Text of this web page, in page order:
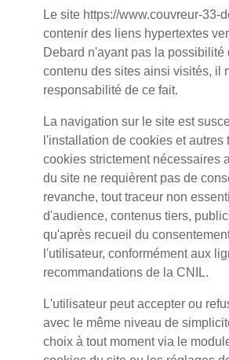
Le site https://www.couvreur-33-
contenir des liens hypertextes
Debard n'ayant pas la possibilité
contenu des sites ainsi visités, il
responsabilité de ce fait.
La navigation sur le site est
l'installation de cookies et autres
cookies strictement nécessaires
du site ne requièrent pas de
revanche, tout traceur non
d'audience, contenus tiers,
qu'après recueil du
l'utilisateur, conformément aux
recommandations de la CNIL.
L'utilisateur peut accepter ou
avec le même niveau de
choix à tout moment via le